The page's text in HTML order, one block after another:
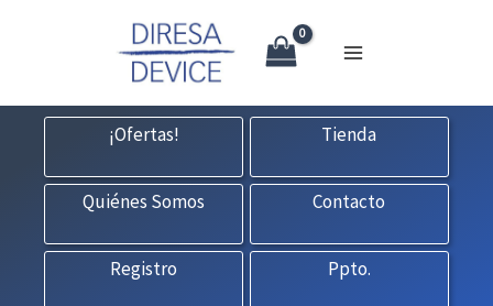
consultas@fedbuy.es| Formulario | Tlf.
¡Ofertas!
Tienda
Quiénes Somos Contacto
Registro Ppto.